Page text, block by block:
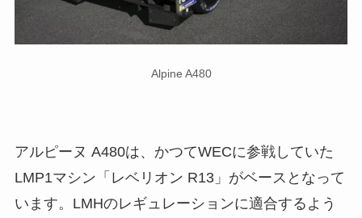
Alpine A480
アルピーヌ A480は、かつてWECに参戦していた
LMP1マシン「レベリオン R13」がベースとなって
います。LMHのレギュレーションに適合するよう